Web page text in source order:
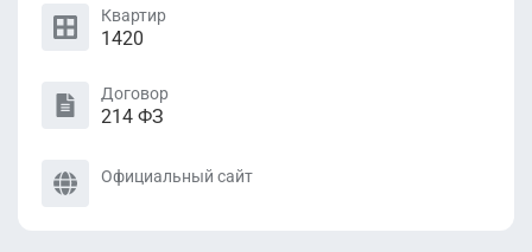
Квартир
1420
Договор
214 ФЗ
Официальный сайт